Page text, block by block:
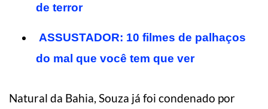
de terror
ASSUSTADOR: 10 filmes de palhaços
do mal que você tem que ver
Natural da Bahia, Souza já foi condenado por